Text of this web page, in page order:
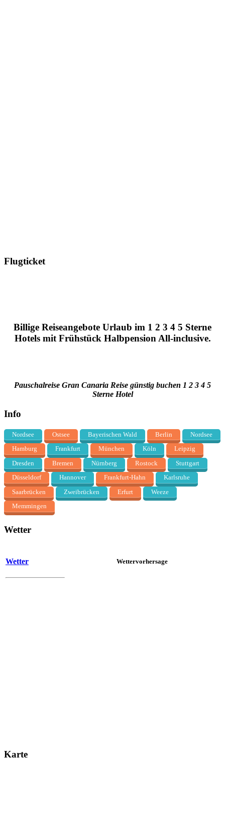
Flugticket
Billige Reiseangebote Urlaub im 1 2 3 4 5 Sterne
Hotels mit Frühstück Halbpension All-inclusive.
Pauschalreise Gran Canaria Reise günstig buchen 1 2 3 4 5
Sterne Hotel
Info
Nordsee Ostsee Bayerischen Wald Berlin
Nordsee
Hamburg
Frankfurt München Köln
Leipzig
Dresden
Bremen Nürnberg Rostock
Stuttgart
Düsseldorf
Hannover Frankfurt-Hahn
Karlsruhe
Saarbrücken
Zweibrücken Erfurt
Weeze
Memmingen
Wetter
Wetter Wettervorhersage
Karte